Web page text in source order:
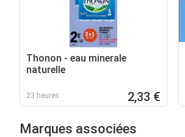
Thonon - eau minerale
naturelle
23 heures 2,33 €
Marques associées